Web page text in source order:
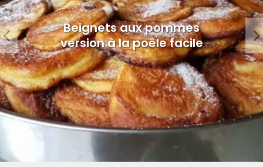
Beignets aux pommes
version à la poêle facile